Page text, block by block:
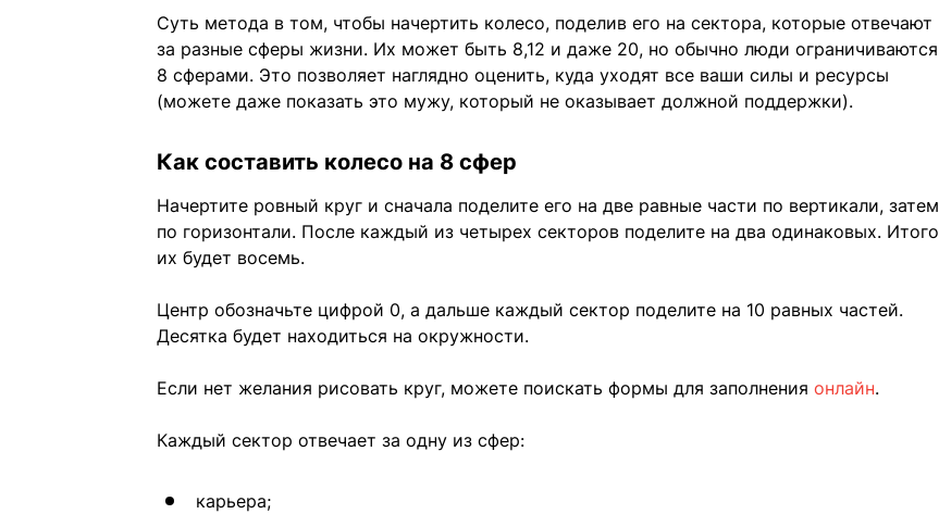
Суть метода в том, чтобы начертить колесо, поделив его на сектора, которые отвечают
за разные сферы жизни. Их может быть 8,12 и даже 20, но обычно люди ограничиваются
8 сферами. Это позволяет наглядно оценить, куда уходят все ваши силы и ресурсы
(можете даже показать это мужу, который не оказывает должной поддержки).
Как составить колесо на 8 сфер
Начертите ровный круг и сначала поделите его на две равные части по вертикали, затем
по горизонтали. После каждый из четырех секторов поделите на два одинаковых. Итого
их будет восемь.
Центр обозначьте цифрой 0, а дальше каждый сектор поделите на 10 равных частей.
Десятка будет находиться на окружности.
Если нет желания рисовать круг, можете поискать формы для заполнения онлайн.
Каждый сектор отвечает за одну из сфер:
карьера;